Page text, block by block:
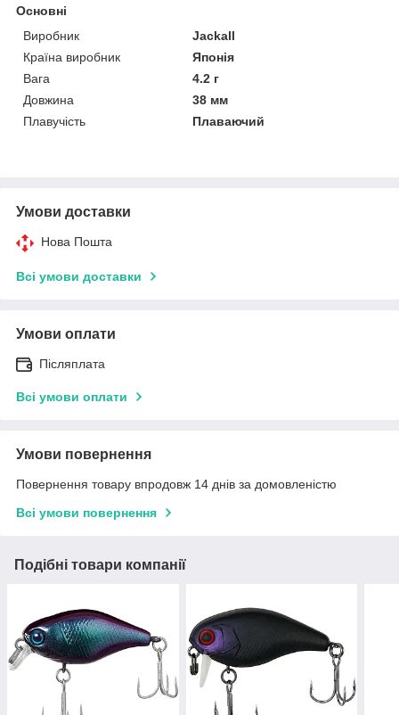
Основні
Виробник
Jackall
Країна виробник
Японія
Вага
4.2 г
Довжина
38 мм
Плавучість
Плаваючий
Умови доставки
Нова Пошта
Всі умови доставки
Умови оплати
Післяплата
Всі умови оплати
Умови повернення
Повернення товару впродовж 14 днів за домовленістю
Всі умови повернення
Подібні товари компанії